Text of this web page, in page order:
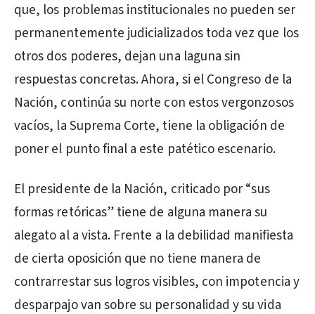
que, los problemas institucionales no pueden ser
permanentemente judicializados toda vez que los
otros dos poderes, dejan una laguna sin
respuestas concretas. Ahora, si el Congreso de la
Nación, continúa su norte con estos vergonzosos
vacíos, la Suprema Corte, tiene la obligación de
poner el punto final a este patético escenario.
El presidente de la Nación, criticado por “sus
formas retóricas” tiene de alguna manera su
alegato al a vista. Frente a la debilidad manifiesta
de cierta oposición que no tiene manera de
contrarrestar sus logros visibles, con impotencia y
desparpajo van sobre su personalidad y su vida